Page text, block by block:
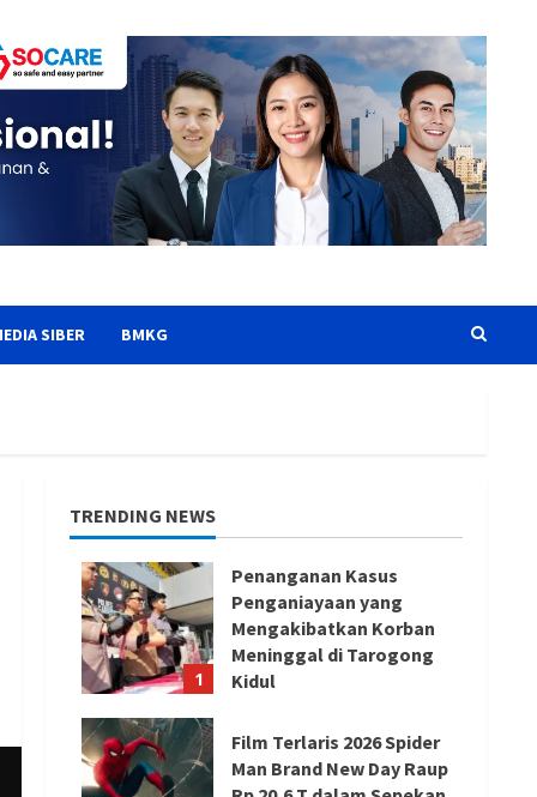
SIBER BMKG
TRENDING NEWS
1
Penanganan Kasus
Penganiayaan yang
Mengakibatkan Korban
Meninggal di Tarogong
Kidul
Film Terlaris 2026 Spider
Man Brand New Day Raup